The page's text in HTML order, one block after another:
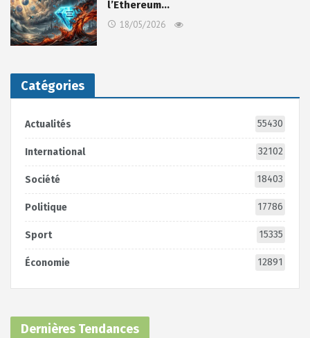
l’Ethereum…
18/05/2026
Catégories
Actualités 55430
International 32102
Société 18403
Politique 17786
Sport 15335
Économie 12891
Dernières Tendances